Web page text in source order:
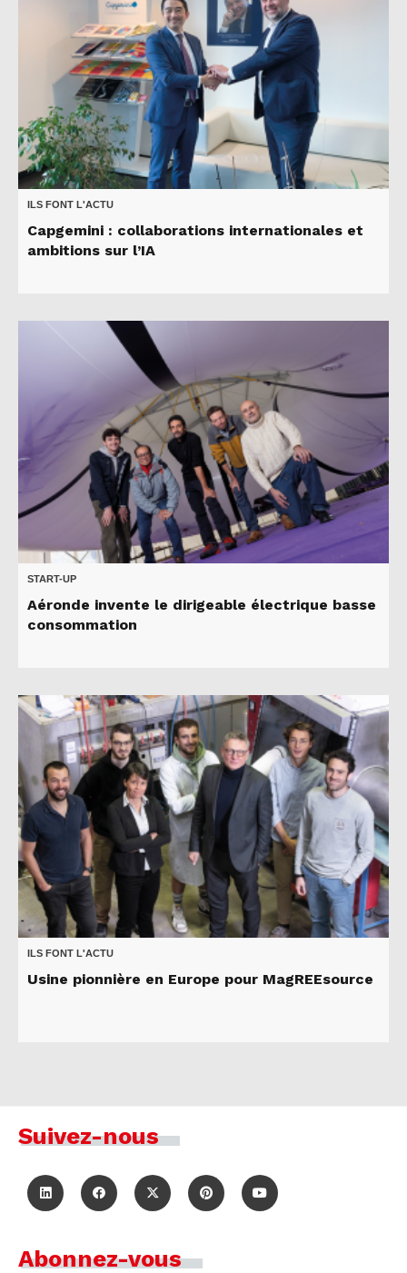
ILS FONT L'ACTU
Capgemini : collaborations internationales et
ambitions sur l’IA
START-UP
Aéronde invente le dirigeable électrique basse
consommation
ILS FONT L'ACTU
Usine pionnière en Europe pour MagREEsource
Suivez-nous
Abonnez-vous